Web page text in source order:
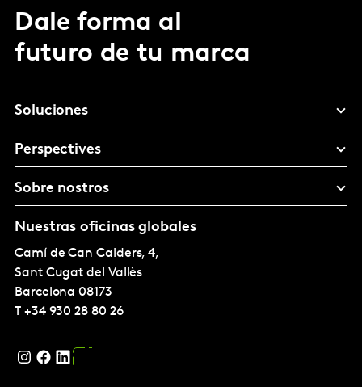
Dale forma al
futuro de tu marca
Soluciones
Perspectives
Sobre nostros
Nuestras oficinas globales
Camí de Can Calders, 4,
Sant Cugat del Vallès
Barcelona 08173
T +34 930 28 80 26